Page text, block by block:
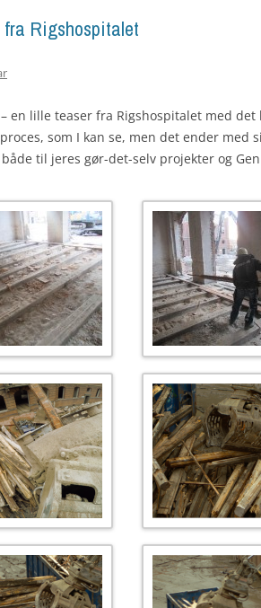
fra Rigshospitalet
en lille teaser fra Rigshospitalet med
som I kan se, men det ender
til jeres gør-det-selv projekter og